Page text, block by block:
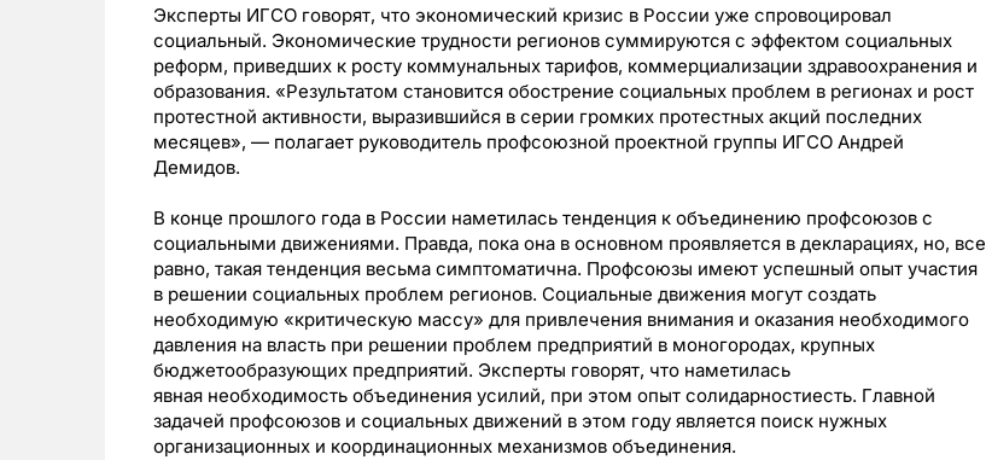
Эксперты ИГСО говорят, что экономический кризис в России уже спровоцировал
социальный. Экономические трудности регионов суммируются с эффектом социальных
реформ, приведших к росту коммунальных тарифов, коммерциализации здравоохранения и
образования. «Результатом становится обострение социальных проблем в регионах и рост
протестной активности, выразившийся в серии громких протестных акций последних
месяцев», — полагает руководитель профсоюзной проектной группы ИГСО Андрей
Демидов.
В конце прошлого года в России наметилась тенденция к объединению профсоюзов с
социальными движениями. Правда, пока она в основном проявляется в декларациях, но, все
равно, такая тенденция весьма симптоматична. Профсоюзы имеют успешный опыт участия
в решении социальных проблем регионов. Социальные движения могут создать
необходимую «критическую массу» для привлечения внимания и оказания необходимого
давления на власть при решении проблем предприятий в моногородах, крупных
бюджетообразующих предприятий. Эксперты говорят, что наметилась
явная необходимость объединения усилий, при этом опыт солидарностиесть. Главной
задачей профсоюзов и социальных движений в этом году является поиск нужных
организационных и координационных механизмов объединения.